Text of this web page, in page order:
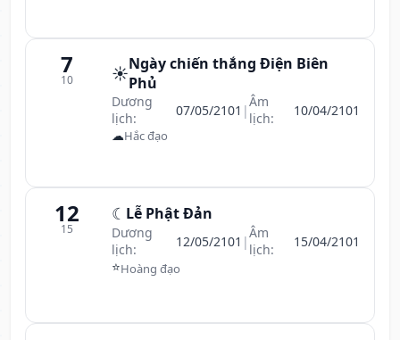
7
10 ☀️Ngày chiến thắng Điện Biên
Phủ
Dương
lịch:
07/05/2101 |Âm
lịch:
10/04/2101
☁Hắc đạo
12
15
☾ Lễ Phật Đản
Dương
lịch:
12/05/2101 |Âm
lịch:
15/04/2101
⭐Hoàng đạo